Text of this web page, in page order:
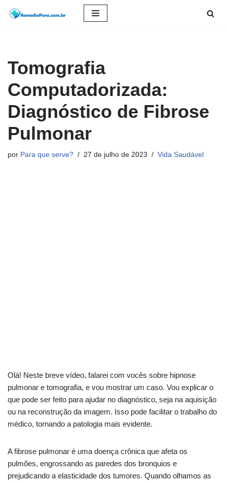
conteúdo
Tomografia
Computadorizada:
Diagnóstico de Fibrose
Pulmonar
por Para que serve? 27 de julho de 2023 Vida Saudável
Olá! Neste breve vídeo, falarei com vocês sobre hipnose
pulmonar e tomografia, e vou mostrar um caso. Vou explicar o
que pode ser feito para ajudar no diagnóstico, seja na aquisição
ou na reconstrução da imagem. Isso pode facilitar o trabalho do
médico, tornando a patologia mais evidente.
A fibrose pulmonar é uma doença crônica que afeta os
pulmões, engrossando as paredes dos bronquios e
prejudicando a elasticidade dos tumores. Quando olhamos as